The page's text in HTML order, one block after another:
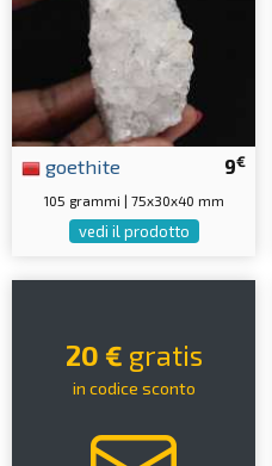
9€
goethite
105 grammi | 75x30x40 mm
vedi il prodotto
20 € gratis
in codice sconto